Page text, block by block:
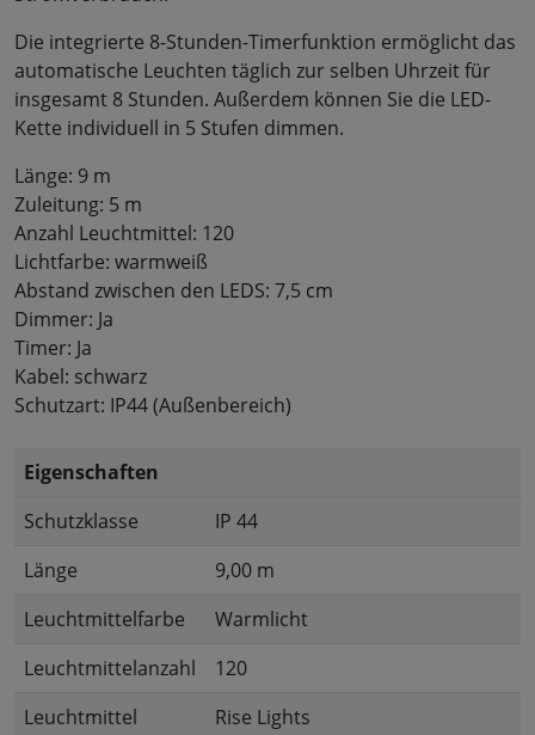
Die integrierte 8-Stunden-Timerfunktion ermöglicht das
automatische Leuchten täglich zur selben Uhrzeit für
insgesamt 8 Stunden. Außerdem können Sie die LED-
Kette individuell in 5 Stufen dimmen.
Länge: 9 m
Zuleitung: 5 m
Anzahl Leuchtmittel: 120
Lichtfarbe: warmweiß
Abstand zwischen den LEDS: 7,5 cm
Dimmer: Ja
Timer: Ja
Kabel: schwarz
Schutzart: IP44 (Außenbereich)
Eigenschaften
Schutzklasse
IP 44
Länge
9,00 m
Leuchtmittelfarbe
Warmlicht
Leuchtmittelanzahl
120
Leuchtmittel
Rise Lights